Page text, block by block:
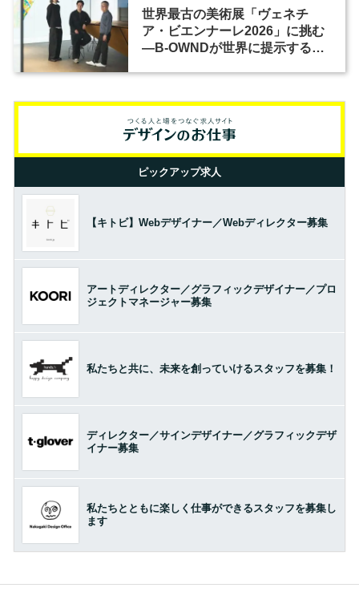
世界最古の美術展「ヴェネチ
ア・ビエンナーレ2026」に挑む
―B-OWNDが世界に提示する美
ピックアップ求人
【キトビ】Webデザイナー／Webディレクター募集
アートディレクター／グラフィックデザイナー／プロ
ジェクトマネージャー募集
私たちと共に、未来を創っていけるスタッフを募集！
ディレクター／サインデザイナー／グラフィックデザ
イナー募集
私たちとともに楽しく仕事ができるスタッフを募集し
ます